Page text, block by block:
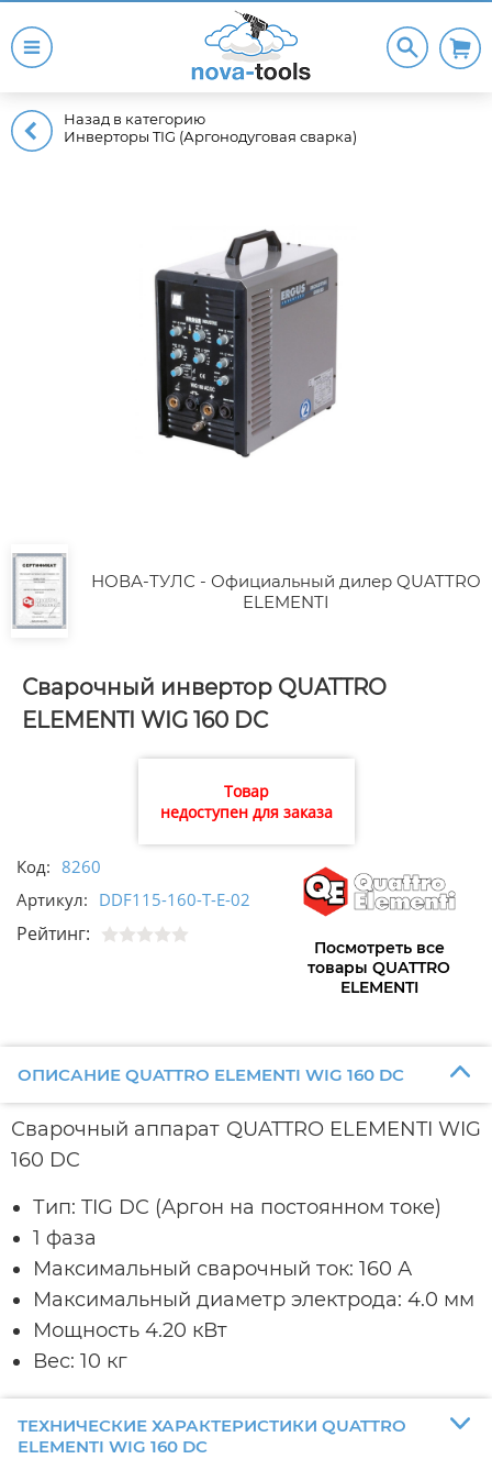
Назад в категорию
Инверторы TIG (Аргонодуговая сварка)
НОВА-ТУЛС - Официальный дилер QUATTRO
ELEMENTI
Сварочный инвертор QUATTRO
ELEMENTI WIG 160 DC
Товар
недоступен для заказа
Код: 8260
Артикул: DDF115-160-T-E-02
Рейтинг:
Посмотреть все
товары QUATTRO
ELEMENTI
ОПИСАНИЕ QUATTRO ELEMENTI WIG 160 DC
Сварочный аппарат QUATTRO ELEMENTI WIG
160 DC
Тип: TIG DC (Аргон на постоянном токе)
1 фаза
Максимальный сварочный ток: 160 А
Максимальный диаметр электрода: 4.0 мм
Мощность 4.20 кВт
Вес: 10 кг
ТЕХНИЧЕСКИЕ ХАРАКТЕРИСТИКИ QUATTRO
ELEMENTI WIG 160 DC